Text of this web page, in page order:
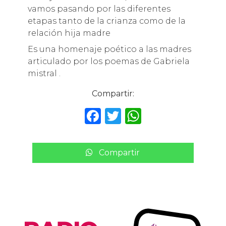
vamos pasando por las diferentes
etapas tanto de la crianza como de la
relación hija madre
Es una homenaje poético a las madres
articulado por los poemas de Gabriela
mistral .
Compartir:
F
c
e
T
it
te
W
a
ts
p
Compartir